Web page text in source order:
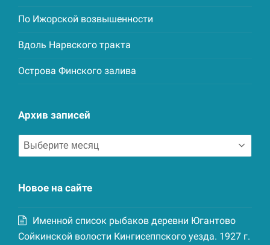
По Ижорской возвышенности
Вдоль Нарвского тракта
Острова Финского залива
Архив записей
Архив
записей
Новое на сайте
Именной список рыбаков деревни Югантово
Сойкинской волости Кингисеппского уезда. 1927 г.